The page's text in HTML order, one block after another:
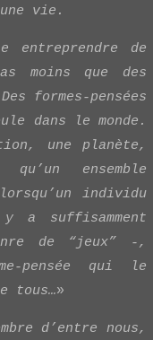
vie.
entreprendre de
moins que des
formes-pensées
dans le monde.
une planète,
ensemble
individu
suffisamment
de “jeux” -,
pensée qui le
tous…»
d’entre nous,